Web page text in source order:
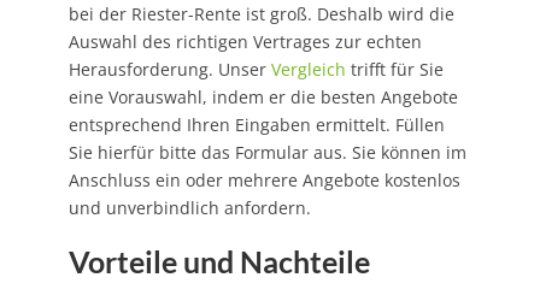
bei der Riester-Rente ist groß. Deshalb wird die
Auswahl des richtigen Vertrages zur echten
Herausforderung. Unser Vergleich trifft für Sie
eine Vorauswahl, indem er die besten Angebote
entsprechend Ihren Eingaben ermittelt. Füllen
Sie hierfür bitte das Formular aus. Sie können im
Anschluss ein oder mehrere Angebote kostenlos
und unverbindlich anfordern.
Vorteile und Nachteile